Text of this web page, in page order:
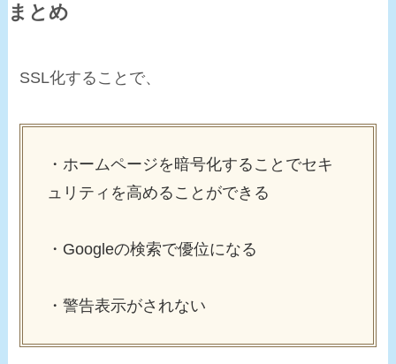
まとめ
SSL化することで、
・ホームページを暗号化することでセキ
ュリティを高めることができる
・Googleの検索で優位になる
・警告表示がされない